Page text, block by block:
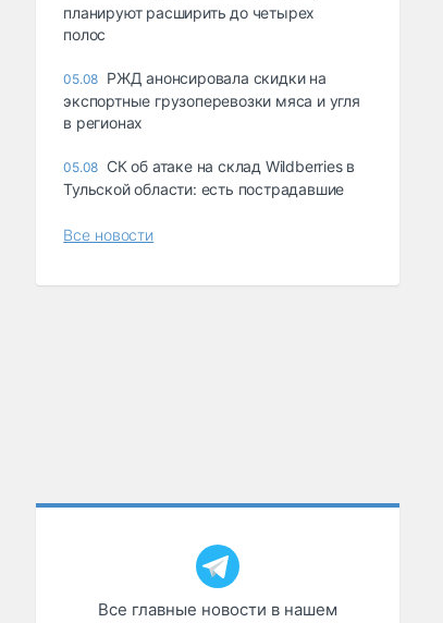
планируют расширить до четырех
полос
05.08 РЖД анонсировала скидки на
экспортные грузоперевозки мяса и угля
в регионах
05.08 СК об атаке на склад Wildberries в
Тульской области: есть пострадавшие
Все новости
Все главные новости в нашем